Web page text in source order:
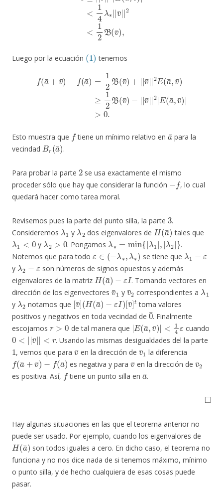
Luego por la ecuación
(1)
tenemos
+|
Esto muestra que tiene un mínimo relativo en
para la
vecindad
Br(a¯)
.
Para probar la parte
2
se usa exactamente el mismo
proceder sólo que hay que considerar la función
−f
, lo cual
quedará hacer como tarea moral.
Revisemos pues la parte del punto silla, la parte
3
.
Consideremos
λ 1
y
λ2
dos eigenvalores de
H(a ¯)
tales que
λ1<0
y
λ2>0
. Pongamos
λ∗=min{|λ 1|,|
λ2|}
.
Notemos que para todo
ε∈( −λ∗ λ∗)
se tiene que
λ
y
λ2−ε
son números de signos opuestos y además
eigenvalores de la matriz
H(a¯)− εI
. Tomando vectores en
dirección de los eigenvectores
v 1
y
v¯ 2
correspondientes a
λ1
y
λ2
notamos que
[v¯](H(a¯) −εI)
[v¯]t
toma valores
positivos y negativos en toda vecindad de
0¯
. Finalmente
escojamos
r>0
de tal manera que
|E(a ¯, v ¯)|
<14 ε
cuando
0<||v¯||
<r
. Usando las mismas desigualdades del la parte
1
, vemos que para
v¯
en la dirección de
v¯1
la diferencia
f(a¯+v¯) −f(a¯)
es negativa y para
v¯
en la dirección de
es positiva. Así,
f
tiene un punto silla en
a¯
.
◻
Hay algunas situaciones en las que el teorema anterior no
puede ser usado. Por ejemplo, cuando los eigenvalores de
H(a¯)
son todos iguales a cero. En dicho caso, el teorema no
funciona y no nos dice nada de si tenemos máximo, mínimo
o punto silla, y de hecho cualquiera de esas cosas puede
pasar.